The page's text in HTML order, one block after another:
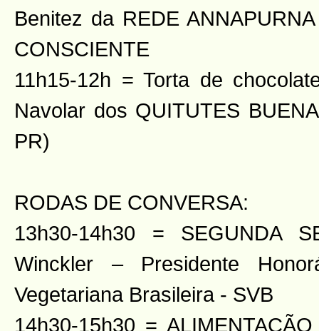
Benitez da REDE
CONSCIENTE
11h15-12h = Torta de
Navolar dos QUITUTES
PR)
RODAS DE CONVERSA:
13h30-14h30 = SEGUNDA
Winckler – Presidente
Vegetariana Brasileira - SVB
14h30-15h30 =